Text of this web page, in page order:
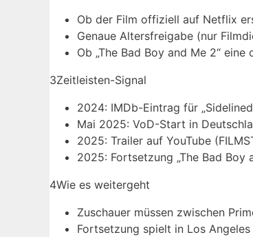
Ob der Film offiziell auf Netflix
Genaue Altersfreigabe (nur
Ob „The Bad Boy and Me 2“
3Zeitleisten-Signal
2024: IMDb-Eintrag für
Mai 2025: VoD-Start in
2025: Trailer auf YouTube
2025: Fortsetzung „The Bad Boy
4Wie es weitergeht
Zuschauer müssen zwischen
Fortsetzung spielt in Los